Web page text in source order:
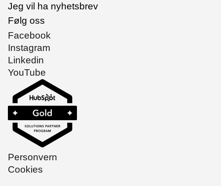
Jeg vil ha nyhetsbrev
Følg oss
Facebook
Instagram
Linkedin
YouTube
Personvern
Cookies